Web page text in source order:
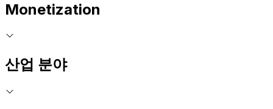
Monetization
산업 분야